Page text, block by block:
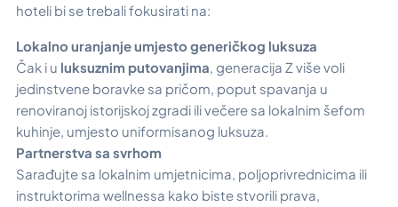
hoteli bi se trebali fokusirati na:
Lokalno uranjanje umjesto generičkog luksuza
Čak i u luksuznim putovanjima, generacija Z više voli
jedinstvene boravke sa pričom, poput spavanja u
renoviranoj istorijskoj zgradi ili večere sa lokalnim šefom
kuhinje, umjesto uniformisanog luksuza.
Partnerstva sa svrhom
Sarađujte sa lokalnim umjetnicima, poljoprivrednicima ili
instruktorima wellnessa kako biste stvorili prava,